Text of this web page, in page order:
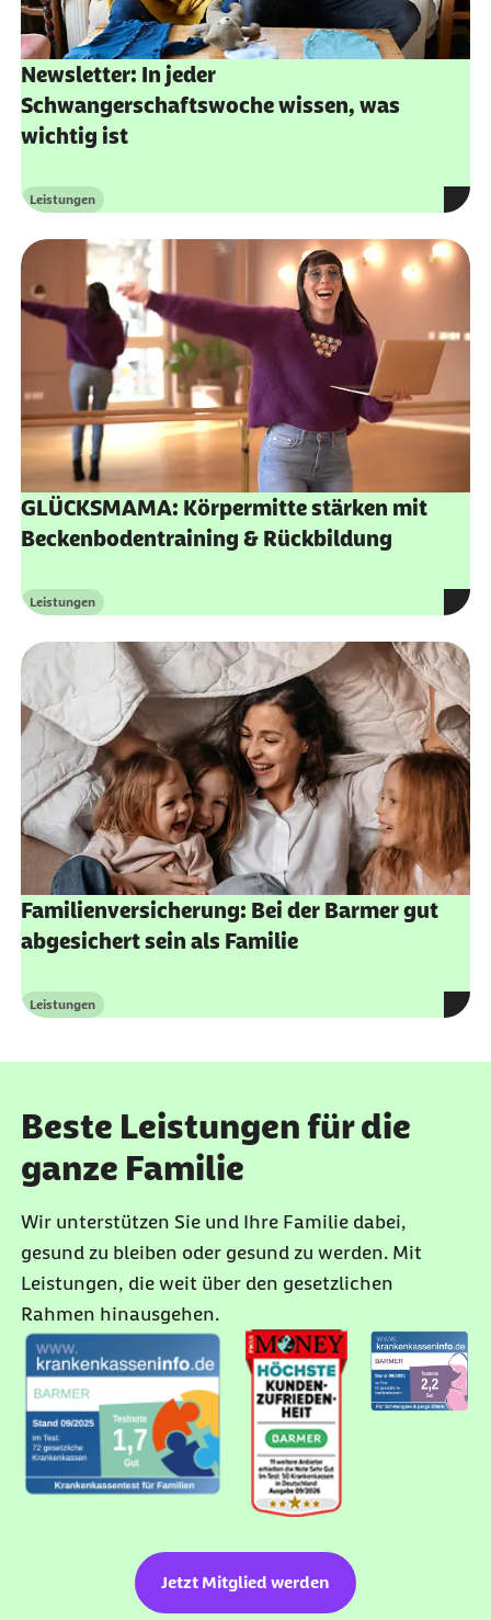
Newsletter: In jeder
Schwangerschaftswoche wissen, was
wichtig ist
Kategorie
Leistungen
GLÜCKSMAMA: Körpermitte stärken mit
Beckenbodentraining & Rückbildung
Kategorie
Leistungen
Familienversicherung: Bei der Barmer gut
abgesichert sein als Familie
Kategorie
Leistungen
Beste Leistungen für die
ganze Familie
Wir unterstützen Sie und Ihre Familie dabei,
gesund zu bleiben oder gesund zu werden. Mit
Leistungen, die weit über den gesetzlichen
Rahmen hinausgehen.
Jetzt Mitglied werden